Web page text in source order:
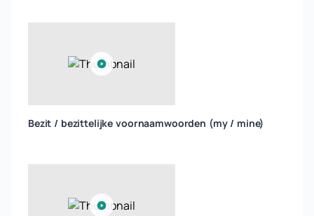
Bezit / bezittelijke voornaamwoorden (my / mine)